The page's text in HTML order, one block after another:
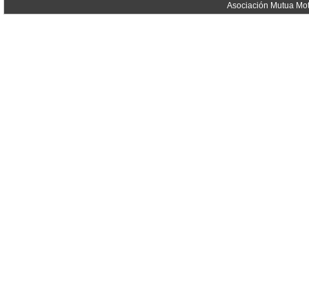
Asociación Mutua